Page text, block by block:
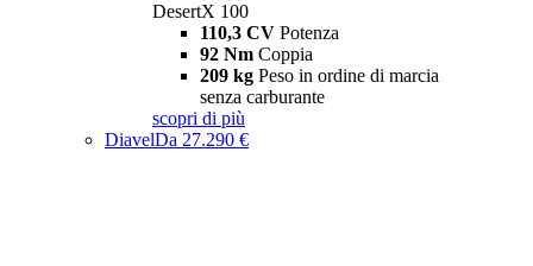
DesertX 100
110,3 CV Potenza
92 Nm Coppia
209 kg Peso in ordine di marcia
senza carburante
scopri di più
DiavelDa 27.290 €